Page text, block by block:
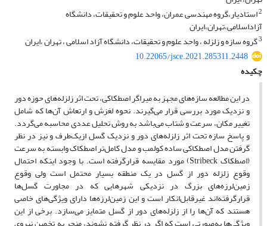
2استادیار،گروه مهندسی عمران، واحد علوم و تحقیقات، دانشگاه
آزاداسلامی،تهران،ایران
3گروه سازه و زلزله ، واحد علوم و تحقیقات، دانشگاه آزاد اسلامی ، تهران ،ایران
10.22065/jsce.2021.285311.2448
چکیده
در این مطالعه سازه‌های مجهز به میراگر اصطکاکی، تحت اثر زلزله‌های حوزه دور
و نزدیک مورد بررسی قرار می‌گیرند. نحوه لغزش و ارتعاش آن‌ها که شامل
تغییر مکان، سرعت و شتاب می‌باشد به روش تحلیل عددی محاسبه می‌گردد.
و پاسخ سازه تحت اثر زلزله‌های دور و نزدیک گسل ازیک‌طرف و نیز در نظر
گرفتن مدل اصطکاکی ساده کولمب و مدل کامل‌تر اصطکاک وابسته به سرعت
(اصطکاک Stribeck) مورد مقایسه قرارگرفته است. با وجود اینکه احتمال
وقوع زلزله دور از گسل در یک منطقه بسیار محتمل است ولی وقوع
زمین‌لرزه‌های بزرگ در نزدیکی شهرهایی که در مجاورت گسل‌ها
قرارگرفته‌اند غیرقابل‌انکار است و این زمین‌لرزه‌ها دارای ویژگی‌های خاصی
هستند که آن‌ها را از زلزله‌های دور از گسل متمایز می‌سازد. برخی از این